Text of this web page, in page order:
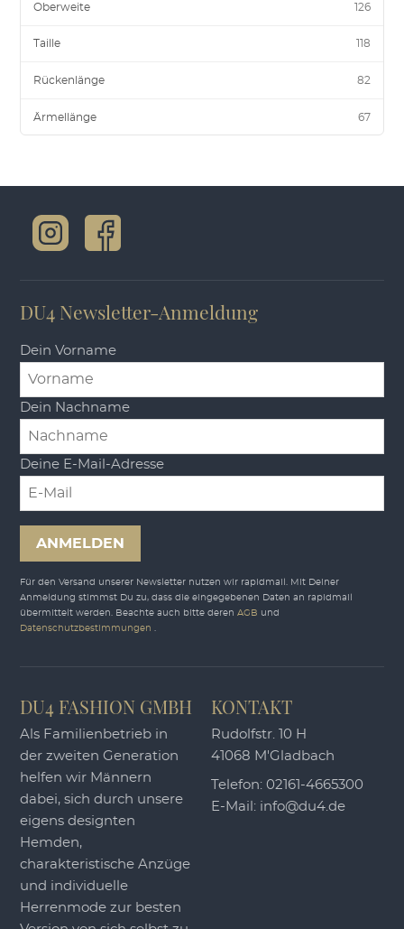
Oberweite 126
Taille 118
Rückenlänge 82
Ärmellänge 67
DU4 Newsletter-Anmeldung
Dein Vorname
Dein Nachname
Deine E-Mail-Adresse
ANMELDEN
Für den Versand unserer Newsletter nutzen wir rapidmail. Mit Deiner
Anmeldung stimmst Du zu, dass die eingegebenen Daten an rapidmail
übermittelt werden. Beachte auch bitte derenAGB und
Datenschutzbestimmungen.
DU4 FASHION GMBH
Als Familienbetrieb in
der zweiten Generation
helfen wir Männern
dabei, sich durch unsere
eigens designten
Hemden,
charakteristische Anzüge
und individuelle
Herrenmode zur besten
KONTAKT
Rudolfstr. 10 H
41068 M'Gladbach
Telefon:02161-4665300
E-Mail: info@du4.de